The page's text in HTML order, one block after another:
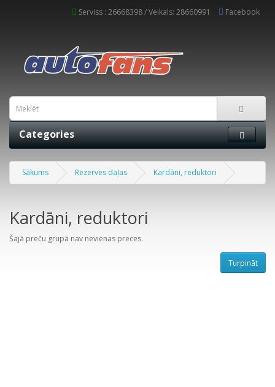
Serviss : 26668398 / Veikals: 28660991 Facebook
Categories
Sākums Rezerves daļas Kardāni, reduktori
Kardāni, reduktori
Šajā preču grupā nav nevienas preces.
Turpināt